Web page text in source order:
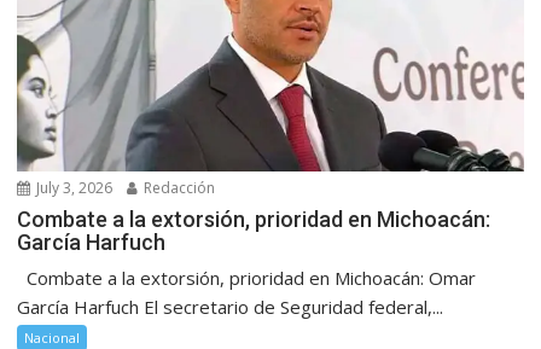
July 3, 2026 Redacción
Combate a la extorsión, prioridad en Michoacán:
García Harfuch
Combate a la extorsión, prioridad en Michoacán: Omar
García Harfuch El secretario de Seguridad federal,...
Nacional